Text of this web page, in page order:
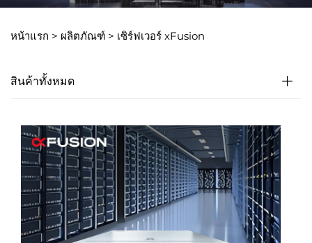
หน้าแรก > ผลิตภัณฑ์ > เซิร์ฟเวอร์ xFusion
สินค้าทั้งหมด